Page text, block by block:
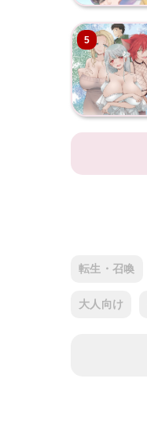
5
転生・召喚
大人向け